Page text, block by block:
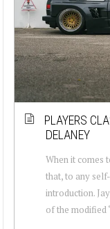
PLAYERS
DELANEY
When it comes
that, to any
introduction.
of the modified